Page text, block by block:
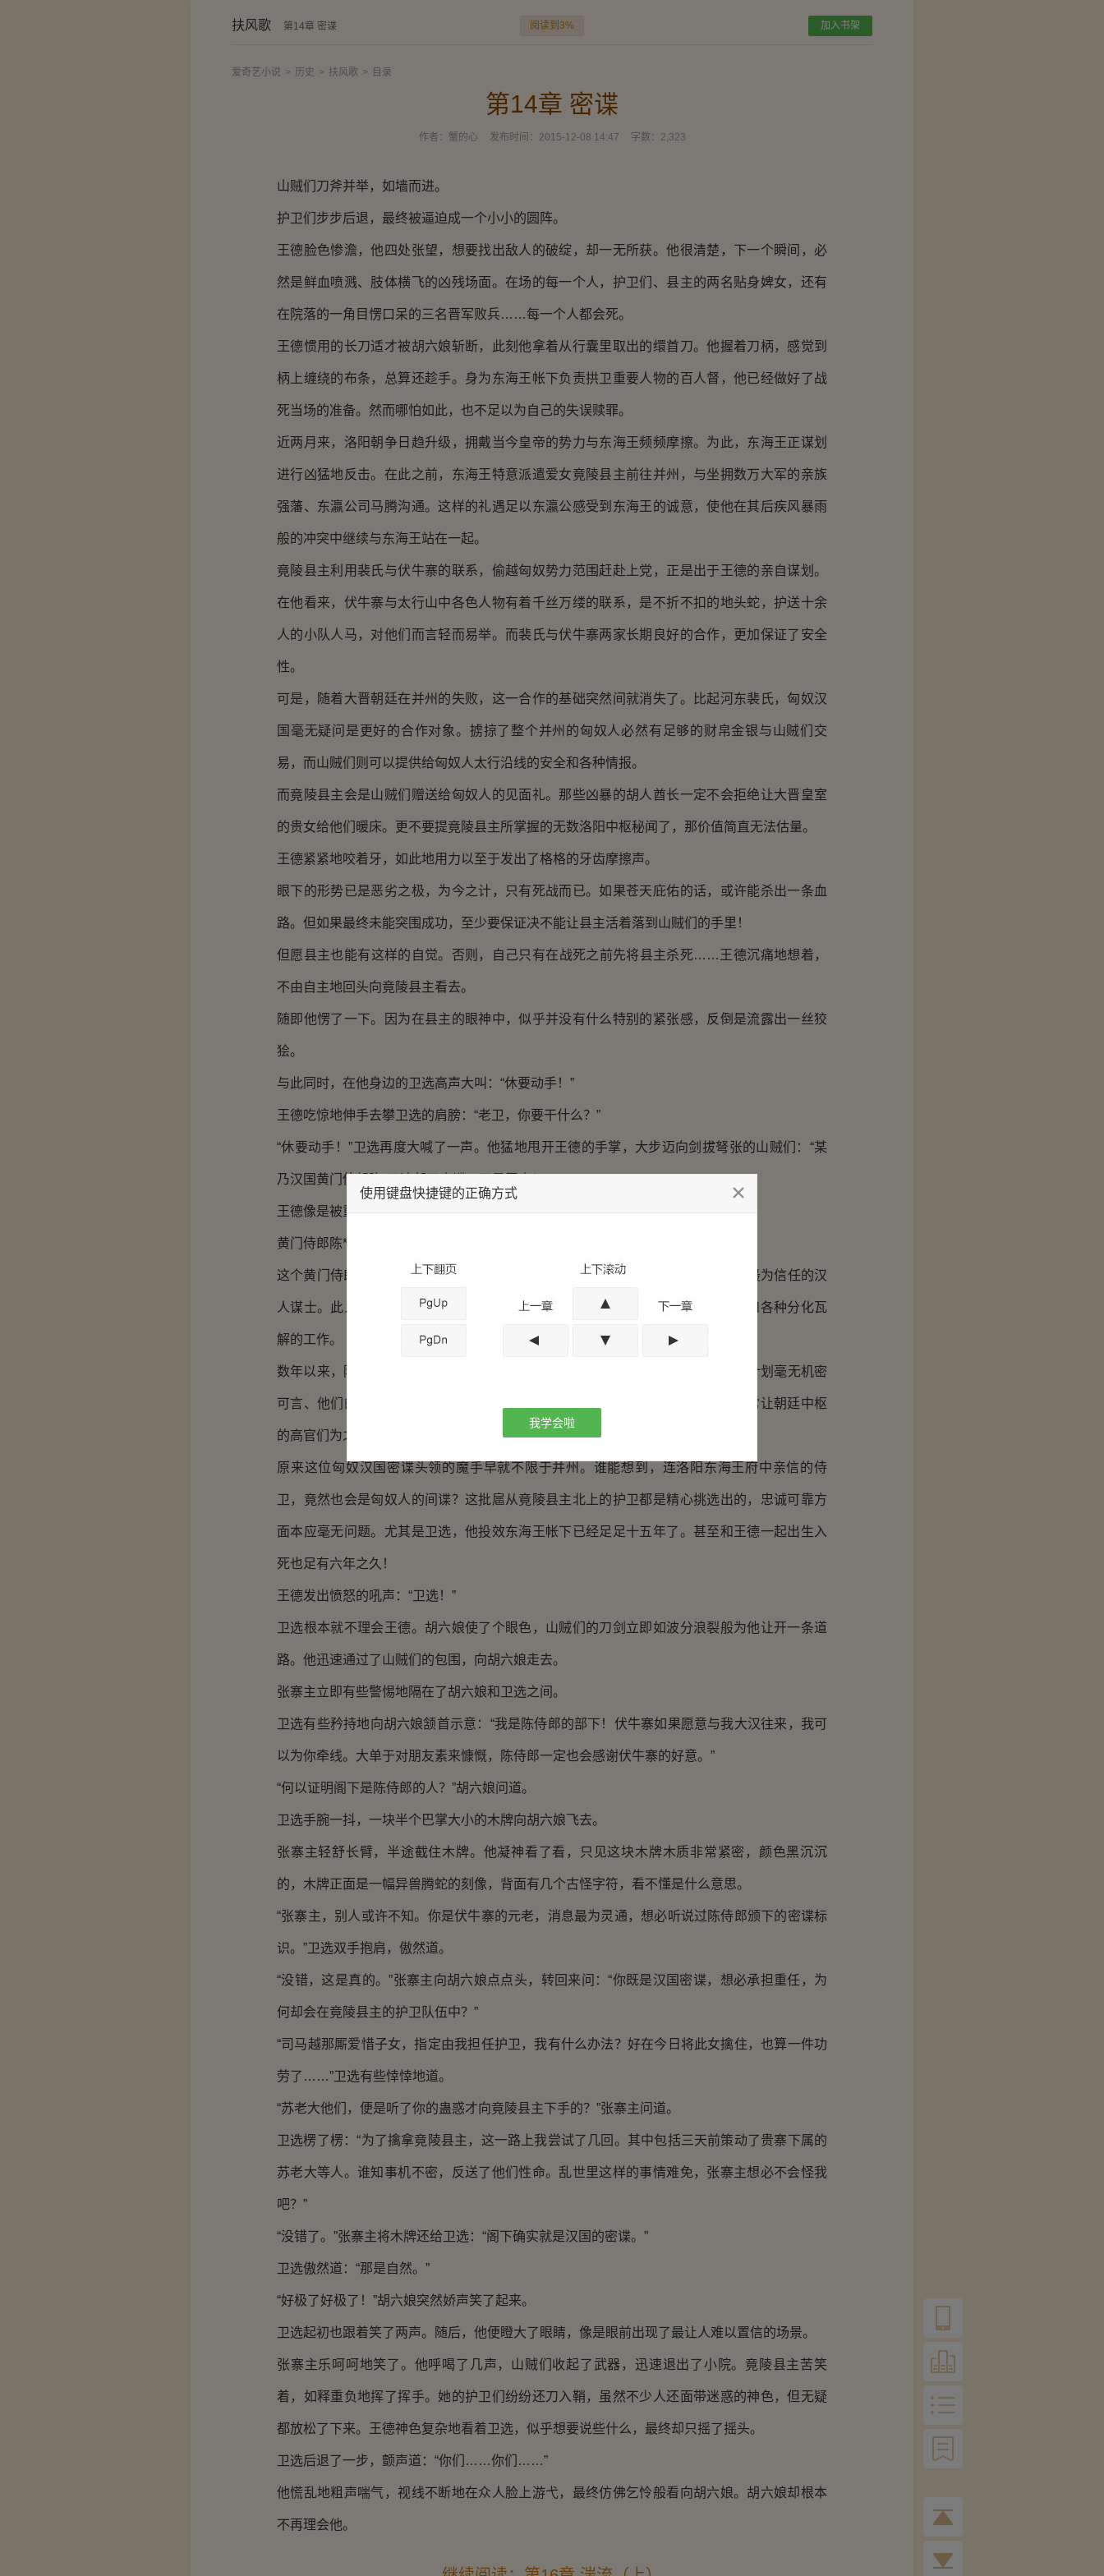
扶风歌 第14章 密谍 阅读到3% 加入书架
爱奇艺小说 > 历史 > 扶风歌 > 目录
第14章 密谍
作者： 蟹的心 发布时间： 2015-12-08 14:47 字数： 2,323
山贼们刀斧并举，如墙而进。
护卫们步步后退，最终被逼迫成一个小小的圆阵。
王德脸色惨澹，他四处张望，想要找出敌人的破绽，却一无所获。他很清楚，下一个瞬间，必
然是鲜血喷溅、肢体横飞的凶残场面。在场的每一个人，护卫们、县主的两名贴身婢女，还有
在院落的一角目愣口呆的三名晋军败兵……每一个人都会死。
王德惯用的长刀适才被胡六娘斩断，此刻他拿着从行囊里取出的缳首刀。他握着刀柄，感觉到
柄上缠绕的布条，总算还趁手。身为东海王帐下负责拱卫重要人物的百人督，他已经做好了战
死当场的准备。然而哪怕如此，也不足以为自己的失误赎罪。
近两月来，洛阳朝争日趋升级，拥戴当今皇帝的势力与东海王频频摩擦。为此，东海王正谋划
进行凶猛地反击。在此之前，东海王特意派遣爱女竟陵县主前往并州，与坐拥数万大军的亲族
强藩、东瀛公司马腾沟通。这样的礼遇足以东瀛公感受到东海王的诚意，使他在其后疾风暴雨
般的冲突中继续与东海王站在一起。
竟陵县主利用裴氏与伏牛寨的联系，偷越匈奴势力范围赶赴上党，正是出于王德的亲自谋划。
在他看来，伏牛寨与太行山中各色人物有着千丝万缕的联系，是不折不扣的地头蛇，护送十余
人的小队人马，对他们而言轻而易举。而裴氏与伏牛寨两家长期良好的合作，更加保证了安全
性。
可是，随着大晋朝廷在并州的失败，这一合作的基础突然间就消失了。比起河东裴氏，匈奴汉
国毫无疑问是更好的合作对象。掳掠了整个并州的匈奴人必然有足够的财帛金银与山贼们交
易，而山贼们则可以提供给匈奴人太行沿线的安全和各种情报。
而竟陵县主会是山贼们赠送给匈奴人的见面礼。那些凶暴的胡人酋长一定不会拒绝让大晋皇室
的贵女给他们暖床。更不要提竟陵县主所掌握的无数洛阳中枢秘闻了，那价值简直无法估量。
王德紧紧地咬着牙，如此地用力以至于发出了格格的牙齿摩擦声。
眼下的形势已是恶劣之极，为今之计，只有死战而已。如果苍天庇佑的话，或许能杀出一条血
路。但如果最终未能突围成功，至少要保证决不能让县主活着落到山贼们的手里！
但愿县主也能有这样的自觉。否则，自己只有在战死之前先将县主杀死……王德沉痛地想着，
不由自主地回头向竟陵县主看去。
随即他愣了一下。因为在县主的眼神中，似乎并没有什么特别的紧张感，反倒是流露出一丝狡
狯。
与此同时，在他身边的卫选高声大叫：“休要动手！”
王德吃惊地伸手去攀卫选的肩膀：“老卫，你要干什么？”
“休要动手！”卫选再度大喊了一声。他猛地甩开王德的手掌，大步迈向剑拔弩张的山贼们：“某
乃汉国黄门侍郎陈*元达部下密谍，不是晋人！”
王德像是被重锤砸中般，踉跄了一步。
黄门侍郎陈*元达，这个名字对王德来说太熟悉了。
这个黄门侍郎并非朝廷的官员，而是匈奴汉国伪职。而陈*元达是匈奴大单于刘渊最为信任的汉
人谋士。此人执掌机要，直接受命于刘渊本人，专门负责对大晋朝廷的情报刺探和各种分化瓦
解的工作。
数年以来，陈*元达神出鬼没的手段让并州的朝廷军马吃了无数苦头。他们的作战计划毫无机密
可言、他们的将领临阵投敌、他们的勇士遭到刺杀……这种种消息穿到洛阳，时常让朝廷中枢
的高官们为之摇头。甚至不止一人以此为由，攻击东瀛公司马腾御下无方。
原来这位匈奴汉国密谍头领的魔手早就不限于并州。谁能想到，连洛阳东海王府中亲信的侍
卫，竟然也会是匈奴人的间谍？这批扈从竟陵县主北上的护卫都是精心挑选出的，忠诚可靠方
面本应毫无问题。尤其是卫选，他投效东海王帐下已经足足十五年了。甚至和王德一起出生入
死也足有六年之久！
王德发出愤怒的吼声：“卫选！”
卫选根本就不理会王德。胡六娘使了个眼色，山贼们的刀剑立即如波分浪裂般为他让开一条道
路。他迅速通过了山贼们的包围，向胡六娘走去。
张寨主立即有些警惕地隔在了胡六娘和卫选之间。
卫选有些矜持地向胡六娘颔首示意：“我是陈侍郎的部下！伏牛寨如果愿意与我大汉往来，我可
以为你牵线。大单于对朋友素来慷慨，陈侍郎一定也会感谢伏牛寨的好意。”
“何以证明阁下是陈侍郎的人？”胡六娘问道。
卫选手腕一抖，一块半个巴掌大小的木牌向胡六娘飞去。
张寨主轻舒长臂，半途截住木牌。他凝神看了看，只见这块木牌木质非常紧密，颜色黑沉沉
的，木牌正面是一幅异兽腾蛇的刻像，背面有几个古怪字符，看不懂是什么意思。
“张寨主，别人或许不知。你是伏牛寨的元老，消息最为灵通，想必听说过陈侍郎颁下的密谍标
识。”卫选双手抱肩，傲然道。
“没错，这是真的。”张寨主向胡六娘点点头，转回来问：“你既是汉国密谍，想必承担重任，为
何却会在竟陵县主的护卫队伍中？”
“司马越那厮爱惜子女，指定由我担任护卫，我有什么办法？好在今日将此女擒住，也算一件功
劳了……”卫选有些悻悻地道。
“苏老大他们，便是听了你的蛊惑才向竟陵县主下手的？”张寨主问道。
卫选楞了楞：“为了擒拿竟陵县主，这一路上我尝试了几回。其中包括三天前策动了贵寨下属的
苏老大等人。谁知事机不密，反送了他们性命。乱世里这样的事情难免，张寨主想必不会怪我
吧？”
“没错了。”张寨主将木牌还给卫选：“阁下确实就是汉国的密谍。”
卫选傲然道：“那是自然。”
“好极了好极了！”胡六娘突然娇声笑了起来。
卫选起初也跟着笑了两声。随后，他便瞪大了眼睛，像是眼前出现了最让人难以置信的场景。
张寨主乐呵呵地笑了。他呼喝了几声，山贼们收起了武器，迅速退出了小院。竟陵县主苦笑
着，如释重负地挥了挥手。她的护卫们纷纷还刀入鞘，虽然不少人还面带迷惑的神色，但无疑
都放松了下来。王德神色复杂地看着卫选，似乎想要说些什么，最终却只摇了摇头。
卫选后退了一步，颤声道：“你们……你们……”
他慌乱地粗声喘气，视线不断地在众人脸上游弋，最终仿佛乞怜般看向胡六娘。胡六娘却根本
不再理会他。
使用键盘快捷键的正确方式
我学会啦